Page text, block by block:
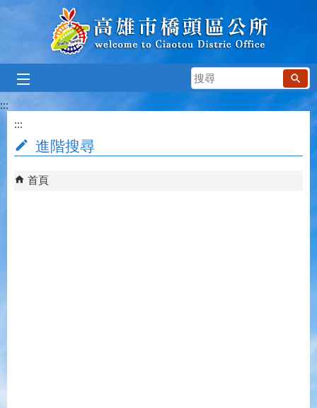
跳到主要內容區塊
搜
尋
:::
:::
進階搜尋
首頁